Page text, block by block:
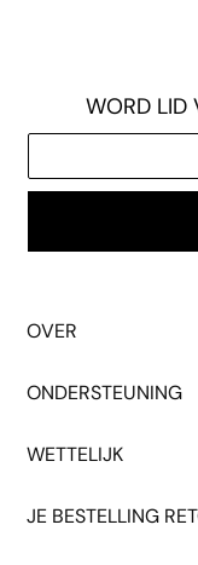
WORD LID
OVER
Groothandel
Druk Op
ONDERSTEUNING
Geeft
WETTELIJK
JE BESTELLING